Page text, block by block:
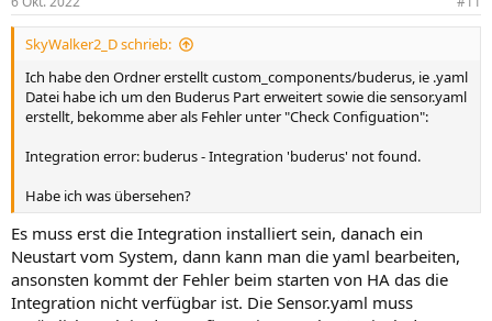
SkyWalker2_D schrieb:
Ich habe den Ordner erstellt custom_components/buderus, ie .yaml
Datei habe ich um den Buderus Part erweitert sowie die sensor.yaml
erstellt, bekomme aber als Fehler unter "Check Configuation":
Integration error: buderus - Integration 'buderus' not found.
Habe ich was übersehen?
Es muss erst die Integration installiert sein, danach ein
Neustart vom System, dann kann man die yaml bearbeiten,
ansonsten kommt der Fehler beim starten von HA das die
Integration nicht verfügbar ist. Die Sensor.yaml muss